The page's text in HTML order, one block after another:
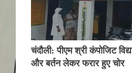
चंदौली: पीएम श्री कंपोजिट
और बर्तन लेकर फरार हुए चोर